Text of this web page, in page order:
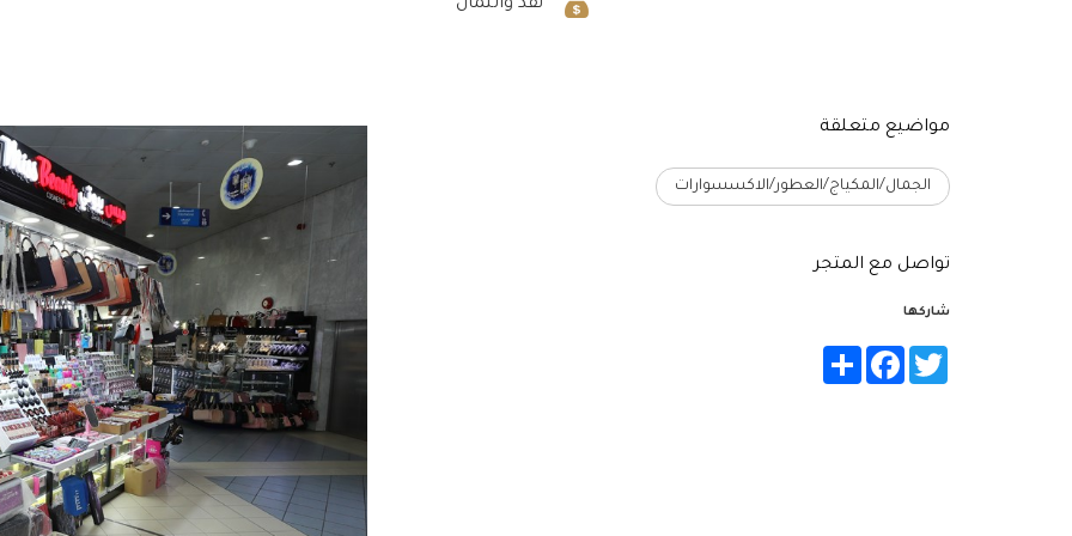
نقد وائتمان
مواضيع متعلقة
الجمال/المكياج/العطور/الاكسسوارات
تواصل مع المتجر
شاركها
ShareFacebookTwitter